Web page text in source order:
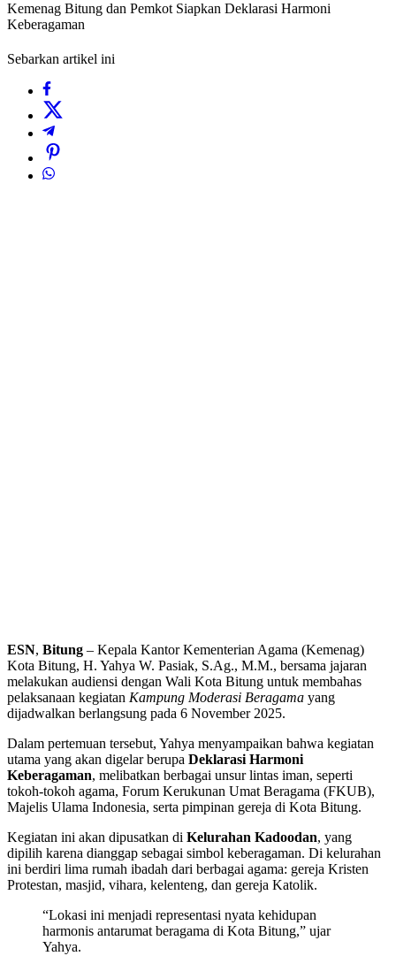
Kemenag Bitung dan Pemkot Siapkan Deklarasi Harmoni
Keberagaman
Sebarkan artikel ini
ESN, Bitung – Kepala Kantor Kementerian Agama (Kemenag)
Kota Bitung, H. Yahya W. Pasiak, S.Ag., M.M., bersama jajaran
melakukan audiensi dengan Wali Kota Bitung untuk membahas
pelaksanaan kegiatan Kampung Moderasi Beragama yang
dijadwalkan berlangsung pada 6 November 2025.
Dalam pertemuan tersebut, Yahya menyampaikan bahwa kegiatan
utama yang akan digelar berupa Deklarasi Harmoni
Keberagaman, melibatkan berbagai unsur lintas iman, seperti
tokoh-tokoh agama, Forum Kerukunan Umat Beragama (FKUB),
Majelis Ulama Indonesia, serta pimpinan gereja di Kota Bitung.
Kegiatan ini akan dipusatkan di Kelurahan Kadoodan, yang
dipilih karena dianggap sebagai simbol keberagaman. Di kelurahan
ini berdiri lima rumah ibadah dari berbagai agama: gereja Kristen
Protestan, masjid, vihara, kelenteng, dan gereja Katolik.
“Lokasi ini menjadi representasi nyata kehidupan
harmonis antarumat beragama di Kota Bitung,” ujar
Yahya.